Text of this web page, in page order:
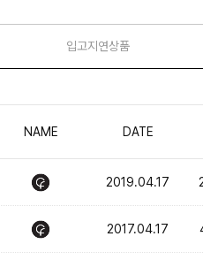
입고지연상품
NAME DATE
2019.04.17
2017.04.17